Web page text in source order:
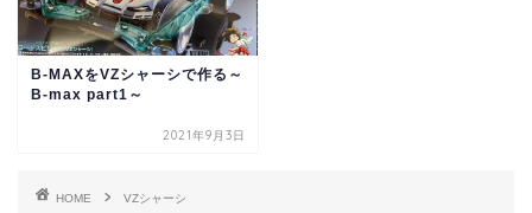
B-MAXをVZシャーシで作る～
B-max part1～
2021年9月3日
HOME VZシャーシ